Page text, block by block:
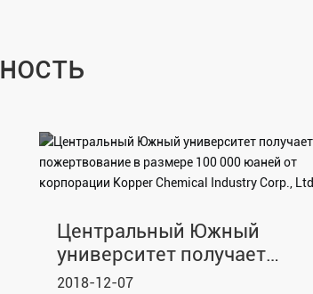
Центральный Южный
университет получает
пожертвование в размере
2018-12-07